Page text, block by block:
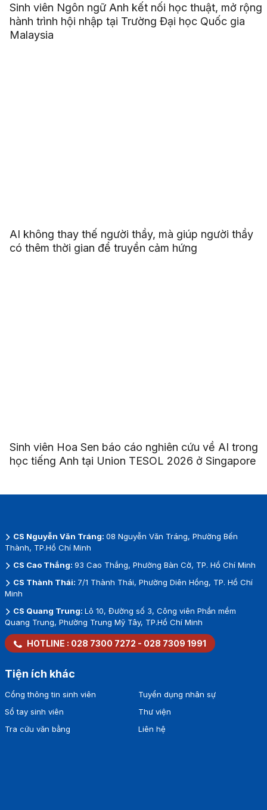
Sinh viên Ngôn ngữ Anh kết nối học thuật, mở rộng
hành trình hội nhập tại Trường Đại học Quốc gia
Malaysia
AI không thay thế người thầy, mà giúp người thầy
có thêm thời gian để truyền cảm hứng
Sinh viên Hoa Sen báo cáo nghiên cứu về AI trong
học tiếng Anh tại Union TESOL 2026 ở Singapore
CS Nguyễn Văn Tráng: 08 Nguyễn Văn Tráng, Phường Bến
Thành, TP.Hồ Chí Minh
CS Cao Thắng: 93 Cao Thắng, Phường Bàn Cờ, TP. Hồ Chí Minh
CS Thành Thái: 7/1 Thành Thái, Phường Diên Hồng, TP. Hồ Chí
Minh
CS Quang Trung: Lô 10, Đường số 3, Công viên Phần mềm
Quang Trung, Phường Trung Mỹ Tây, TP.Hồ Chí Minh
HOTLINE : 028 7300 7272 - 028 7309 1991
Tiện ích khác
Cổng thông tin sinh viên
Sổ tay sinh viên
Tra cứu văn bằng
Tuyển dụng nhân sự
Thư viện
Liên hệ